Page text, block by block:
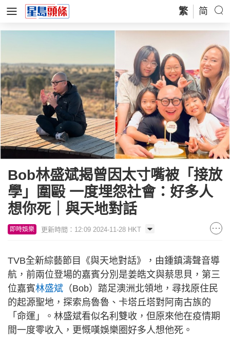
繁 简
Bob林盛斌揭曾因太寸嘴被「接放
學」圍毆 一度埋怨社會：好多人
想你死｜與天地對話
即時娛樂 更新時間：12:09 2024-11-28 HKT
TVB全新綜藝節目《與天地對話》，由鍾鎮濤聲音導
航，前兩位登場的嘉賓分別是姜皓文與蔡思貝，第三
位嘉賓林盛斌 （Bob）踏足澳洲北領地，尋找原住民
的起源聖地，探索烏魯魯、卡塔丘塔對阿南古族的
「命運」。林盛斌看似名利雙收，但原來他在疫情期
間一度零收入，更慨嘆娛樂圈好多人想他死。